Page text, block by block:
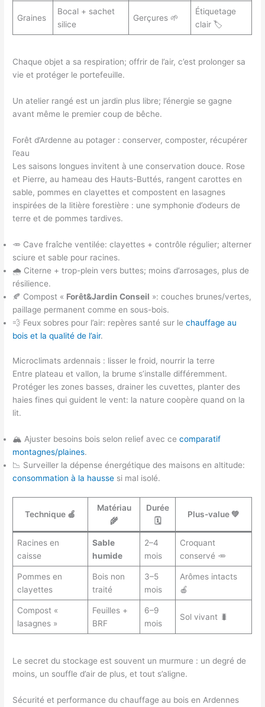
Graines
Bocal + sachet
silice
Gerçures 🌱
Étiquetage
clair 🏷️
Chaque objet a sa respiration; offrir de l’air, c’est prolonger sa
vie et protéger le portefeuille.
Un atelier rangé est un jardin plus libre; l’énergie se gagne
avant même le premier coup de bêche.
Forêt d’Ardenne au potager : conserver, composter, récupérer
l’eau
Les saisons longues invitent à une conservation douce. Rose
et Pierre, au hameau des Hauts-Buttés, rangent carottes en
sable, pommes en clayettes et compostent en lasagnes
inspirées de la litière forestière : une symphonie d’odeurs de
terre et de pommes tardives.
🥕 Cave fraîche ventilée: clayettes + contrôle régulier; alterner
sciure et sable pour racines.
🌧️ Citerne + trop-plein vers buttes; moins d’arrosages, plus de
résilience.
🍂 Compost « Forêt&Jardin Conseil »: couches brunes/vertes,
paillage permanent comme en sous-bois.
💨 Feux sobres pour l’air: repères santé sur lechauffage au
bois et la qualité de l’air.
Microclimats ardennais : lisser le froid, nourrir la terre
Entre plateau et vallon, la brume s’installe différemment.
Protéger les zones basses, drainer les cuvettes, planter des
haies fines qui guident le vent: la nature coopère quand on la
lit.
🏔️ Ajuster besoins bois selon relief avec cecomparatif
montagnes/plaines.
📉 Surveiller la dépense énergétique des maisons en altitude:
consommation à la hausse si mal isolé.
Technique 🍏
Matériau
🌾
Durée
🗓️
Plus-value 💚
Racines en
caisse
Sable
humide
2–4
mois
Croquant
conservé 🥕
Pommes en
clayettes
Bois non
traité
3–5
mois
Arômes intacts
🍎
Compost «
lasagnes »
Feuilles +
BRF
6–9
mois
Sol vivant 🐛
Le secret du stockage est souvent un murmure : un degré de
moins, un souffle d’air de plus, et tout s’aligne.
Sécurité et performance du chauffage au bois en Ardennes